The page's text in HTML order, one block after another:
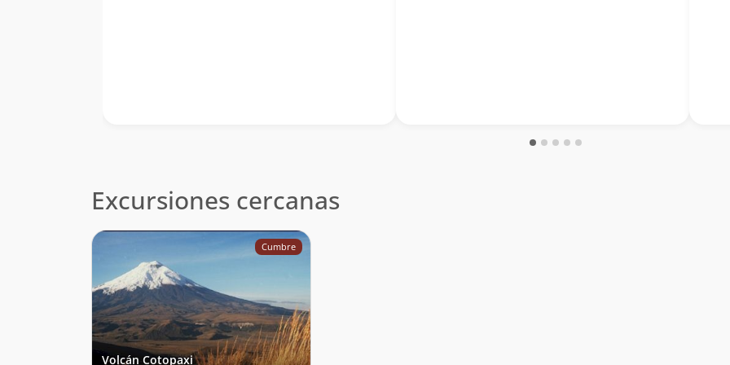
Excursiones cercanas
Cumbre
Volcán Cotopaxi